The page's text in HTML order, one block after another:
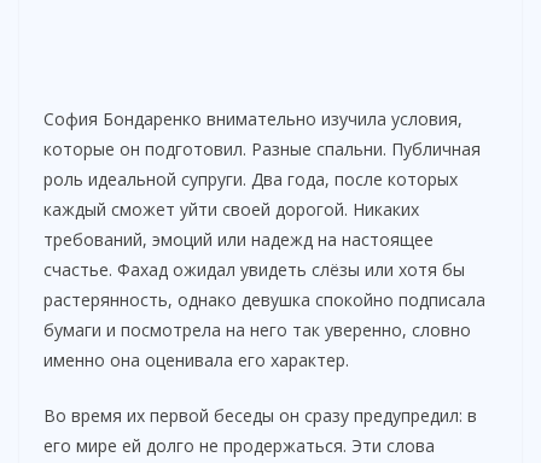
София Бондаренко внимательно изучила условия,
которые он подготовил. Разные спальни. Публичная
роль идеальной супруги. Два года, после которых
каждый сможет уйти своей дорогой. Никаких
требований, эмоций или надежд на настоящее
счастье. Фахад ожидал увидеть слёзы или хотя бы
растерянность, однако девушка спокойно подписала
бумаги и посмотрела на него так уверенно, словно
именно она оценивала его характер.
Во время их первой беседы он сразу предупредил: в
его мире ей долго не продержаться. Эти слова